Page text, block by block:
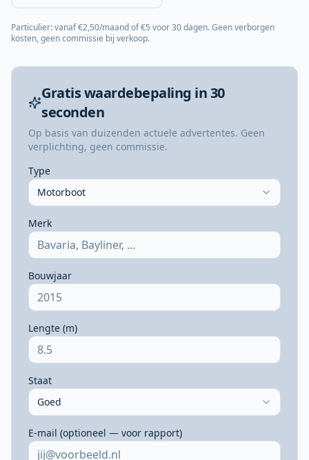
Particulier: vanaf €2,50/maand of €5 voor 30 dagen. Geen verborgen
kosten, geen commissie bij verkoop.
Gratis waardebepaling in 30
seconden
Op basis van duizenden actuele advertentes. Geen
verplichting, geen commissie.
Type
Motorboot
Merk
Bouwjaar
Lengte (m)
Staat
Goed
E-mail (optioneel — voor rapport)